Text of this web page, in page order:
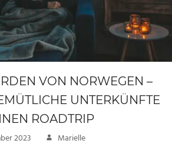
VON NORWEGEN –
UNTERKÜNFTE
ROADTRIP
2023 Marielle